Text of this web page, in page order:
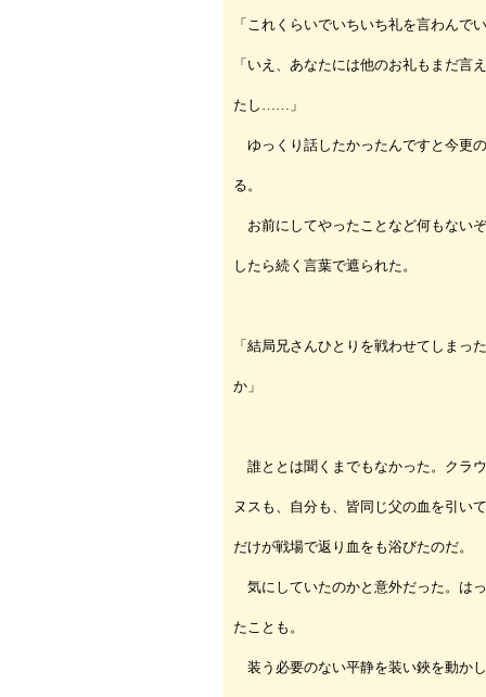
「これくらいでいちいち礼を言わんで
「いえ、あなたには他のお礼もまだ言
たし……」
ゆっくり話したかったんですと今更
る。
お前にしてやったことなど何もない
したら続く言葉で遮られた。
「結局兄さんひとりを戦わせてしまっ
か」
誰ととは聞くまでもなかった。クラ
ヌスも、自分も、皆同じ父の血を引い
だけが戦場で返り血をも浴びたのだ。
気にしていたのかと意外だった。は
たことも。
装う必要のない平静を装い鋏を動か